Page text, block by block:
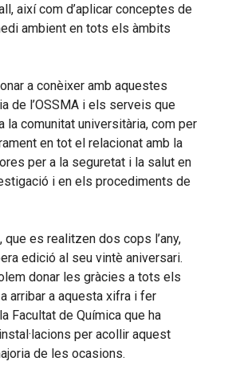
així com d’aplicar conceptes de
ambient en tots els àmbits
a conèixer amb aquestes
de l’OSSMA i els serveis que
la comunitat universitària, com per
en tot el relacionat amb la
per a la seguretat i la salut en
i en els procediments de
es realitzen dos cops l’any,
edició al seu vintè aniversari.
donar les gràcies a tots els
arribar a aquesta xifra i fer
Facultat de Química que ha
per acollir aquest
de les ocasions.